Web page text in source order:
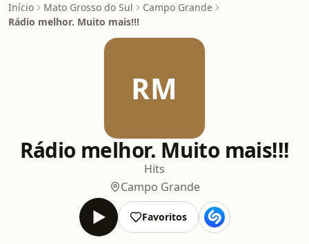
Início Mato Grosso do Sul
Campo Grande
Rádio melhor. Muito mais!!!
RM
Rádio melhor. Muito mais!!!
Hits
Campo Grande
Favoritos